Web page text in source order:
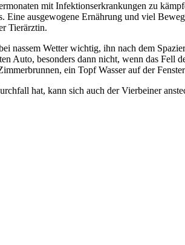
mit Infektionserkrankungen zu
ausgewogene Ernährung und viel
Tierärztin.
nassem Wetter wichtig, ihn nach dem
besonders dann nicht, wenn das Fell
ein Topf Wasser auf der
hat, kann sich auch der Vierbeiner